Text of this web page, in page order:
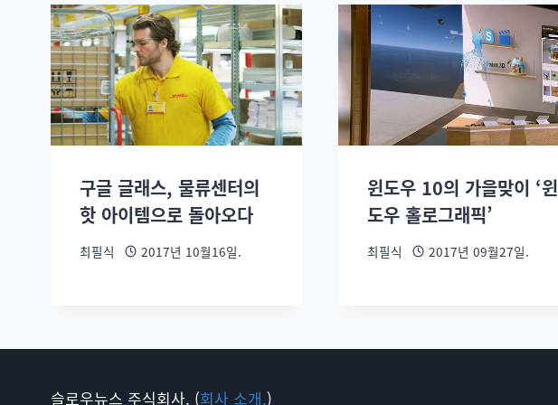
구글 글래스, 물류센터의
핫 아이템으로 돌아오다
최필식 2017년 10월16일.
윈도우 10의 가을맞이 ‘윈
도우 홀로그래픽’
최필식 2017년 09월27일.
슬로우뉴스 주식회사. (회사 소개.)